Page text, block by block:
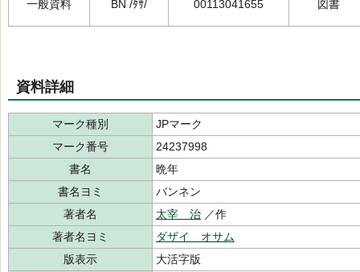
一般資料 BN /ﾀｻ/ 00113041655 図書
資料詳細
マーク種別
JPマーク
マーク番号
24237998
書名
晩年
書名ヨミ
バンネン
著者名
太宰 治 ／作
著者名ヨミ
ダザイ オサム
版表示
大活字版